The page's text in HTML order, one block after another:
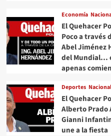
Economía
El Quehacer
Poco a través
Abel Jiménez
del Mundial…
apenas
Deportes
El Quehacer
Alberto Prado
Gianni
une a la fiesta